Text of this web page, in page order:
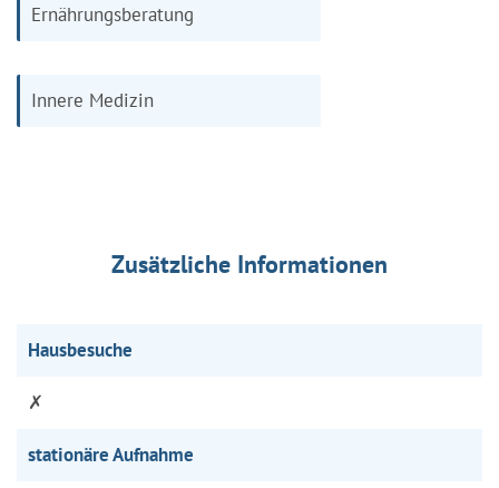
Ernährungsberatung
Innere Medizin
Zusätzliche Informationen
Hausbesuche
✗
stationäre Aufnahme